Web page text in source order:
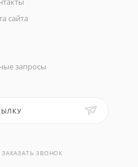
сайта
запросы
ЗАКАЗАТЬ ЗВОНОК